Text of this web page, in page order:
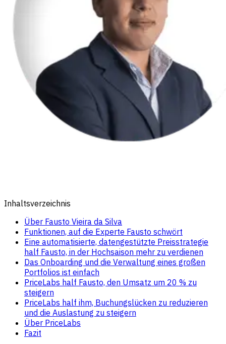
Inhaltsverzeichnis
Über Fausto Vieira da Silva
Funktionen, auf die Experte Fausto schwört
Eine automatisierte, datengestützte Preisstrategie
half Fausto, in der Hochsaison mehr zu verdienen
Das Onboarding und die Verwaltung eines großen
Portfolios ist einfach
PriceLabs half Fausto, den Umsatz um 20 % zu
steigern
PriceLabs half ihm, Buchungslücken zu reduzieren
und die Auslastung zu steigern
Über PriceLabs
Fazit